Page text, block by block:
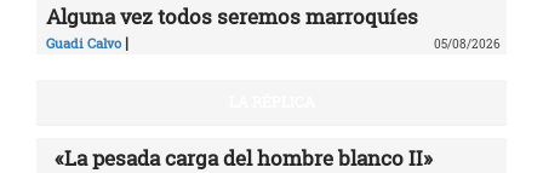
Alguna vez todos seremos marroquíes
Guadi Calvo | 05/08/2026
«La pesada carga del hombre blanco II»